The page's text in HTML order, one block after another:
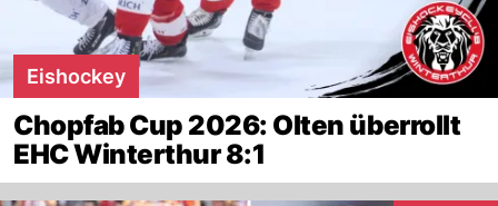
Eishockey
Chopfab Cup 2026: Olten überrollt
EHC Winterthur 8:1